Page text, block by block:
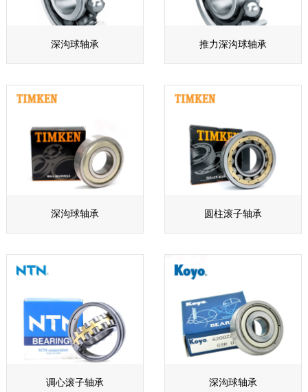
深沟球轴承 推力深沟球轴承
深沟球轴承 圆柱滚子轴承
调心滚子轴承 深沟球轴承